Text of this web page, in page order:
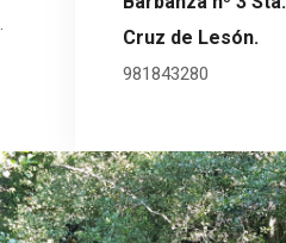
Cruz de Lesón.
981843280